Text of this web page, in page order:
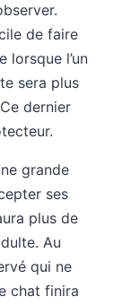
de faire
lorsque l’un
sera plus
dernier
grande
ses
plus de
Au
qui ne
chat finira